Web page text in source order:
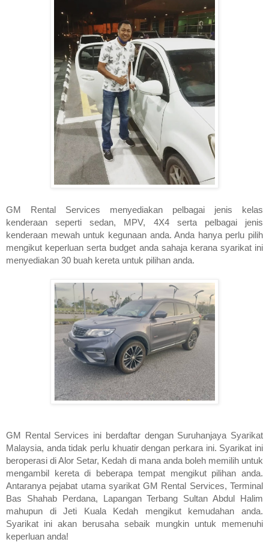
GM Rental Services menyediakan pelbagai jenis kelas
kenderaan seperti sedan, MPV, 4X4 serta pelbagai jenis
kenderaan mewah untuk kegunaan anda. Anda hanya perlu pilih
mengikut keperluan serta budget anda sahaja kerana syarikat ini
menyediakan 30 buah kereta untuk pilihan anda.
GM Rental Services ini berdaftar dengan Suruhanjaya Syarikat
Malaysia, anda tidak perlu khuatir dengan perkara ini. Syarikat ini
beroperasi di Alor Setar, Kedah di mana anda boleh memilih untuk
mengambil kereta di beberapa tempat mengikut pilihan anda.
Antaranya pejabat utama syarikat GM Rental Services, Terminal
Bas Shahab Perdana, Lapangan Terbang Sultan Abdul Halim
mahupun di Jeti Kuala Kedah mengikut kemudahan anda.
Syarikat ini akan berusaha sebaik mungkin untuk memenuhi
keperluan anda!